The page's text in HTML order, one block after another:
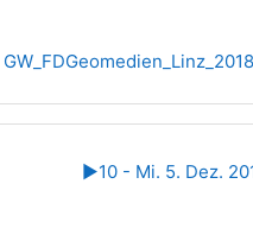
▶︎10 - Mi. 5. Dez.